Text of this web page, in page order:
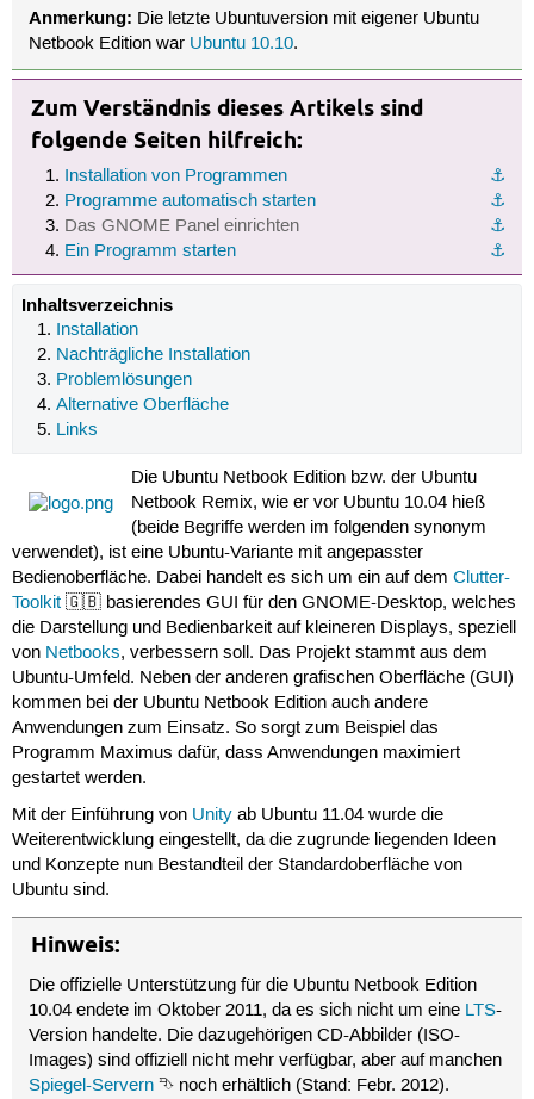
Anmerkung: Die letzte Ubuntuversion mit eigener Ubuntu
Netbook Edition war Ubuntu 10.10.
Zum Verständnis dieses Artikels sind
folgende Seiten hilfreich:
⚓︎
Installation von Programmen
⚓︎
Programme automatisch starten
⚓︎
Das GNOME Panel einrichten
⚓︎
Ein Programm starten
Inhaltsverzeichnis
Installation
Nachträgliche Installation
Problemlösungen
Alternative Oberfläche
Links
Die Ubuntu Netbook Edition bzw. der Ubuntu
Netbook Remix, wie er vor Ubuntu 10.04 hieß
(beide Begriffe werden im folgenden synonym
verwendet), ist eine Ubuntu-Variante mit angepasster
Bedienoberfläche. Dabei handelt es sich um ein auf dem Clutter-
Toolkit🇬🇧 basierendes GUI für den GNOME-Desktop, welches
die Darstellung und Bedienbarkeit auf kleineren Displays, speziell
von Netbooks, verbessern soll. Das Projekt stammt aus dem
Ubuntu-Umfeld. Neben der anderen grafischen Oberfläche (GUI)
kommen bei der Ubuntu Netbook Edition auch andere
Anwendungen zum Einsatz. So sorgt zum Beispiel das
Programm Maximus dafür, dass Anwendungen maximiert
gestartet werden.
Mit der Einführung von Unityab Ubuntu 11.04 wurde die
Weiterentwicklung eingestellt, da die zugrunde liegenden Ideen
und Konzepte nun Bestandteil der Standardoberfläche von
Ubuntu sind.
Hinweis:
Die offizielle Unterstützung für die Ubuntu Netbook Edition
10.04 endete im Oktober 2011, da es sich nicht um eine LTS-
Version handelte. Die dazugehörigen CD-Abbilder (ISO-
Images) sind offiziell nicht mehr verfügbar, aber auf manchen
Spiegel-Servern ⮷ noch erhältlich (Stand: Febr. 2012).